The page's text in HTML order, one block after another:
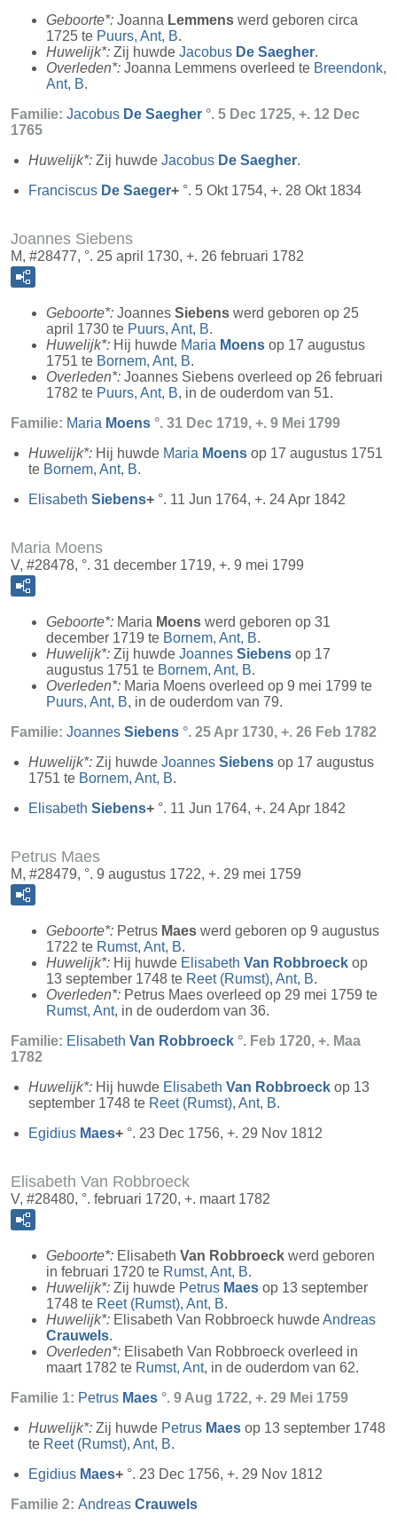
Geboorte*: Joanna Lemmens werd geboren circa
1725 te Puurs, Ant, B.
Huwelijk*: Zij huwde Jacobus De Saegher.
Overleden*: Joanna Lemmens overleed te Breendonk,
Ant, B.
Familie: Jacobus De Saegher °. 5 Dec 1725, +. 12 Dec
1765
Huwelijk*: Zij huwde Jacobus De Saegher.
Franciscus De Saeger+ °. 5 Okt 1754, +. 28 Okt 1834
Joannes Siebens
M, #28477, °. 25 april 1730, +. 26 februari 1782
Geboorte*: Joannes Siebens werd geboren op 25
april 1730 te Puurs, Ant, B.
Huwelijk*: Hij huwde Maria Moens op 17 augustus
1751 te Bornem, Ant, B.
Overleden*: Joannes Siebens overleed op 26 februari
1782 te Puurs, Ant, B, in de ouderdom van 51.
Familie: Maria Moens °. 31 Dec 1719, +. 9 Mei 1799
Huwelijk*: Hij huwde Maria Moens op 17 augustus 1751
te Bornem, Ant, B.
Elisabeth Siebens+ °. 11 Jun 1764, +. 24 Apr 1842
Maria Moens
V, #28478, °. 31 december 1719, +. 9 mei 1799
Geboorte*: Maria Moens werd geboren op 31
december 1719 te Bornem, Ant, B.
Huwelijk*: Zij huwde Joannes Siebens op 17
augustus 1751 te Bornem, Ant, B.
Overleden*: Maria Moens overleed op 9 mei 1799 te
Puurs, Ant, B, in de ouderdom van 79.
Familie: Joannes Siebens °. 25 Apr 1730, +. 26 Feb 1782
Huwelijk*: Zij huwde Joannes Siebens op 17 augustus
1751 te Bornem, Ant, B.
Elisabeth Siebens+ °. 11 Jun 1764, +. 24 Apr 1842
Petrus Maes
M, #28479, °. 9 augustus 1722, +. 29 mei 1759
Geboorte*: Petrus Maes werd geboren op 9 augustus
1722 te Rumst, Ant, B.
Huwelijk*: Hij huwde Elisabeth Van Robbroeck op
13 september 1748 te Reet (Rumst), Ant, B.
Overleden*: Petrus Maes overleed op 29 mei 1759 te
Rumst, Ant, in de ouderdom van 36.
Familie: Elisabeth Van Robbroeck °. Feb 1720, +. Maa
1782
Huwelijk*: Hij huwde Elisabeth Van Robbroeck op 13
september 1748 te Reet (Rumst), Ant, B.
Egidius Maes+ °. 23 Dec 1756, +. 29 Nov 1812
Elisabeth Van Robbroeck
V, #28480, °. februari 1720, +. maart 1782
Geboorte*: Elisabeth Van Robbroeck werd geboren
in februari 1720 te Rumst, Ant, B.
Huwelijk*: Zij huwde Petrus Maes op 13 september
1748 te Reet (Rumst), Ant, B.
Huwelijk*: Elisabeth Van Robbroeck huwdeAndreas
Crauwels.
Overleden*: Elisabeth Van Robbroeck overleed in
maart 1782 te Rumst, Ant, in de ouderdom van 62.
Familie 1: Petrus Maes °. 9 Aug 1722, +. 29 Mei 1759
Huwelijk*: Zij huwde Petrus Maes op 13 september 1748
te Reet (Rumst), Ant, B.
Egidius Maes+ °. 23 Dec 1756, +. 29 Nov 1812
Familie 2: Andreas Crauwels